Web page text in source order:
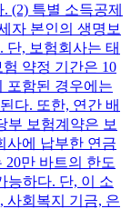
(2) 특별 소득공제
자 본인의 생명보
단, 보험회사는 태
약정 기간은 10
포함된 경우에는
다. 또한, 연간 배
부 보험계약은 보
사에 납부한 연금
20만 바트의 한도
능하다. 단, 이 소
사회복지 기금, 은